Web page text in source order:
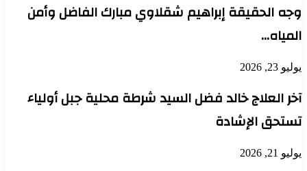
وجه الحقيقة إبراهيم شقلاوي مبارك الفاضل وأمن
المياه…
يوليو 23, 2026
آخر العلاج خالد فضل السيد شرطة محلية جبل أولياء
تستحق الإشادة
يوليو 21, 2026